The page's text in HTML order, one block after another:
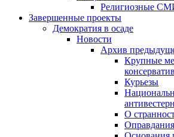
Религиозные
Завершенные проекты
Демократия в осаде
Новости
Архив
Крупные
Курьезы
О